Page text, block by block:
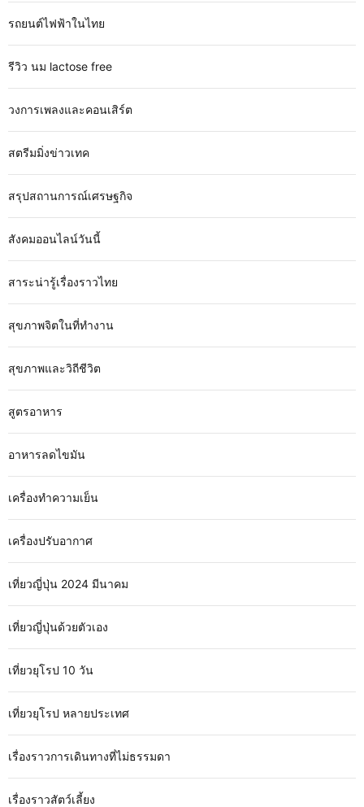
รถยนต์ไฟฟ้าในไทย
รีวิว นม lactose free
วงการเพลงและคอนเสิร์ต
สตรีมมิ่งข่าวเทค
สรุปสถานการณ์เศรษฐกิจ
สังคมออนไลน์วันนี้
สาระน่ารู้เรื่องราวไทย
สุขภาพจิตในที่ทำงาน
สุขภาพและวิถีชีวิต
สูตรอาหาร
อาหารลดไขมัน
เครื่องทำความเย็น
เครื่องปรับอากาศ
เที่ยวญี่ปุ่น 2024 มีนาคม
เที่ยวญี่ปุ่นด้วยตัวเอง
เที่ยวยุโรป 10 วัน
เที่ยวยุโรป หลายประเทศ
เรื่องราวการเดินทางที่ไม่ธรรมดา
เรื่องราวสัตว์เลี้ยง